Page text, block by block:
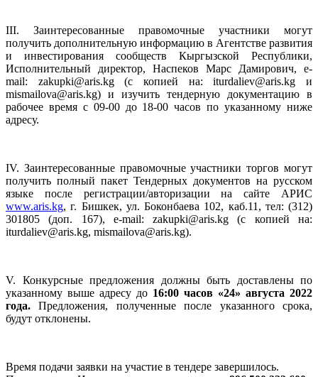
III. Заинтересованные правомочные участники могут
получить дополнительную информацию в Агентстве развития
и инвестирования сообществ Кыргызской Республики,
Исполнительный директор, Наспеков Марс Дамирович, e-
mail: zakupki@aris.kg (с копией на: iturdaliev@aris.kg и
mismailova@aris.kg) и изучить тендерную документацию в
рабочее время с 09-00 до 18-00 часов по указанному ниже
адресу.
IV. Заинтересованные правомочные участники торгов могут
получить полный пакет Тендерных документов на русском
языке после регистрации/авторизации на сайте АРИС
www.aris.kg, г. Бишкек, ул. Боконбаева 102, каб.11, тел: (312)
301805 (доп. 167), е-mail: zakupki@aris.kg (с копией на:
iturdaliev@aris.kg, mismailova@aris.kg).
V. Конкурсные предложения должны быть доставлены по
указанному выше адресу до 16:00 часов «24» августа 2022
года.Предложения, полученные после указанного срока,
будут отклонены.
Время подачи заявки на участие в тендере завершилось.